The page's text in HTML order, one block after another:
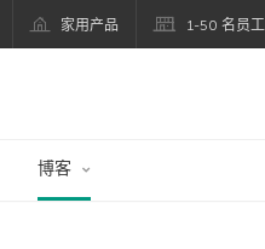
家用产品 1-50 名员
博客